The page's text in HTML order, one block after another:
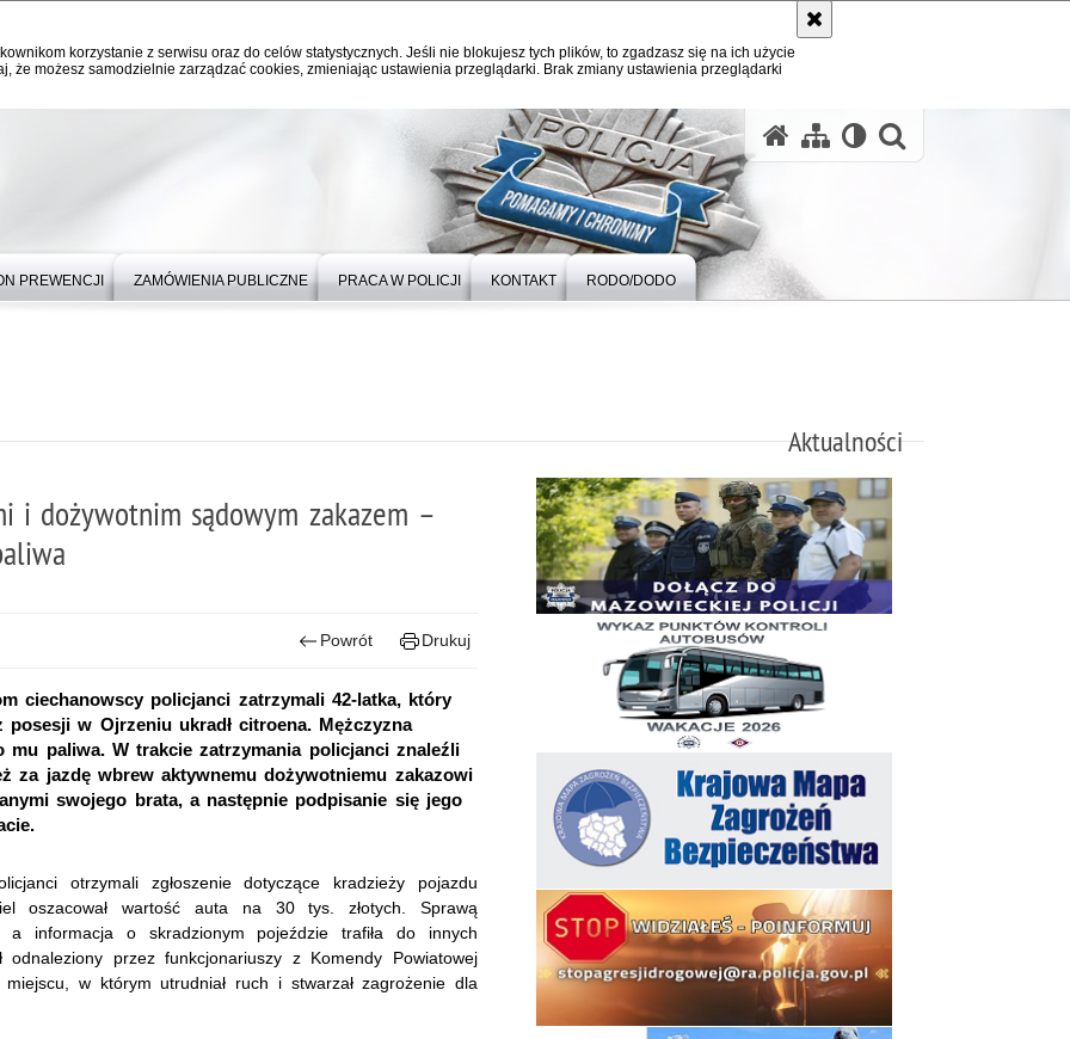
korzystanie z serwisu oraz do celów statystycznych. Jeśli nie blokujesz tych plików, to zgadzasz się na ich użycie
że możesz samodzielnie zarządzać cookies, zmieniając ustawienia przeglądarki. Brak zmiany ustawienia przeglądarki
PREWENCJI ZAMÓWIENIA PUBLICZNE PRACA W POLICJI KONTAKT RODO/DODO
Aktualności
i dożywotnim sądowym zakazem –
Powrót Drukuj
ciechanowscy policjanci zatrzymali 42-latka, który
w Ojrzeniu ukradł citroena. Mężczyzna
mu paliwa. W trakcie zatrzymania policjanci znaleźli
za jazdę wbrew aktywnemu dożywotniemu zakazowi
swojego brata, a następnie podpisanie się jego
otrzymali zgłoszenie dotyczące kradzieży pojazdu
oszacował wartość auta na 30 tys. złotych. Sprawą
a informacja o skradzionym pojeździe trafiła do innych
przez funkcjonariuszy z Komendy Powiatowej
w którym utrudniał ruch i stwarzał zagrożenie dla